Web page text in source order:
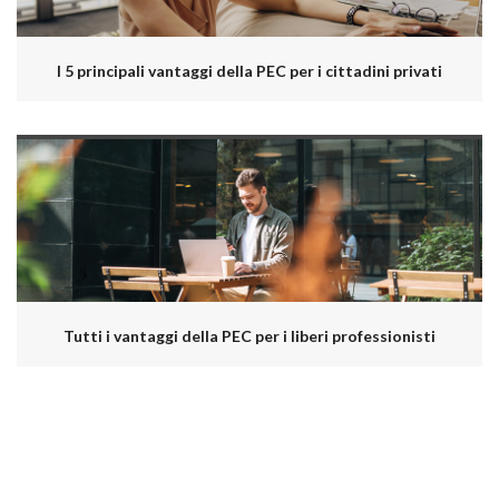
I 5 principali vantaggi della PEC per i cittadini privati
Tutti i vantaggi della PEC per i liberi professionisti